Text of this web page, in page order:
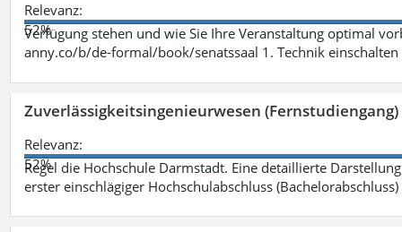
Relevanz:
52%
Verfügung stehen und wie Sie Ihre Veranstaltung optimal
anny.co/b/de-formal/book/senatssaal 1. Technik
Zuverlässigkeitsingenieurwesen (Fernstudiengang)
Relevanz:
52%
Regel die Hochschule Darmstadt. Eine detaillierte
erster einschlägiger Hochschulabschluss